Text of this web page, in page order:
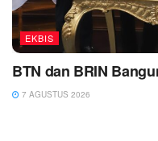
EKBIS
BTN dan BRIN
7 AGUSTUS 2026